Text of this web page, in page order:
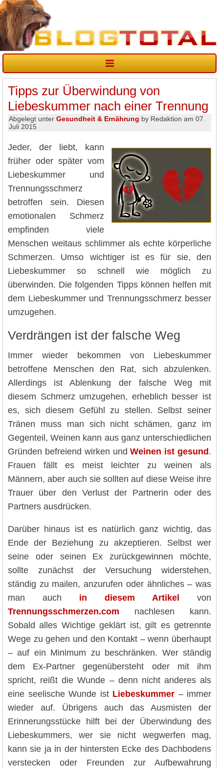
Tipps zur Überwindung von
Liebeskummer nach einer Trennung
Abgelegt unter Gesundheit & Ernährung by Redaktion am 07.
Juli 2015
Jeder, der liebt, kann
früher oder später vom
Liebeskummer und
Trennungsschmerz
betroffen sein. Diesen
emotionalen Schmerz
empfinden viele
Menschen weitaus schlimmer als echte körperliche
Schmerzen. Umso wichtiger ist es für sie, den
Liebeskummer so schnell wie möglich zu
überwinden. Die folgenden Tipps können helfen mit
dem Liebeskummer und Trennungsschmerz besser
umzugehen.
Verdrängen ist der falsche Weg
Immer wieder bekommen von Liebeskummer
betroffene Menschen den Rat, sich abzulenken.
Allerdings ist Ablenkung der falsche Weg mit
diesem Schmerz umzugehen, erheblich besser ist
es, sich diesem Gefühl zu stellen. Selbst seiner
Tränen muss man sich nicht schämen, ganz im
Gegenteil, Weinen kann aus ganz unterschiedlichen
Gründen befreiend wirken undWeinen ist gesund .
Frauen fällt es meist leichter zu weinen als
Männern, aber auch sie sollten auf diese Weise ihre
Trauer über den Verlust der Partnerin oder des
Partners ausdrücken.
Darüber hinaus ist es natürlich ganz wichtig, das
Ende der Beziehung zu akzeptieren. Selbst wer
seine oder seinen Ex zurückgewinnen möchte,
sollte zunächst der Versuchung widerstehen,
ständig zu mailen, anzurufen oder ähnliches – was
man auch in diesem Artikel von
Trennungsschmerzen.com nachlesen kann.
Sobald alles Wichtige geklärt ist, gilt es getrennte
Wege zu gehen und den Kontakt – wenn überhaupt
– auf ein Minimum zu beschränken. Wer ständig
dem Ex-Partner gegenübersteht oder mit ihm
spricht, reißt die Wunde – denn nicht anderes als
eine seelische Wunde ist Liebeskummer – immer
wieder auf. Übrigens auch das Ausmisten der
Erinnerungsstücke hilft bei der Überwindung des
Liebeskummers, wer sie nicht wegwerfen mag,
kann sie ja in der hintersten Ecke des Dachbodens
verstecken oder Freunden zur Aufbewahrung